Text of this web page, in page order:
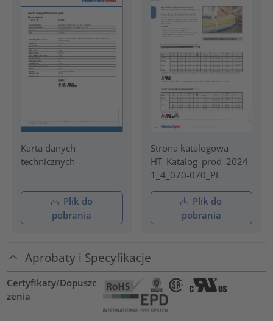
Karta danych
technicznych
Plik do
pobrania
Strona katalogowa
HT_Katalog_prod_2024_
1_4_070-070_PL
Plik do
pobrania
Aprobaty i Specyfikacje
Certyfikaty/Dopuszc
zenia